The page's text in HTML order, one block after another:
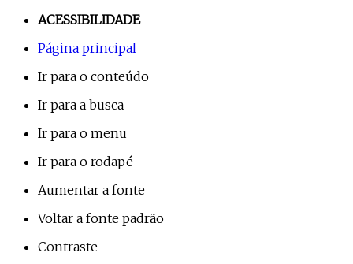
ACESSIBILIDADE
Página principal
Ir para o conteúdo
Ir para a busca
Ir para o menu
Ir para o rodapé
Aumentar a fonte
Voltar a fonte padrão
Contraste